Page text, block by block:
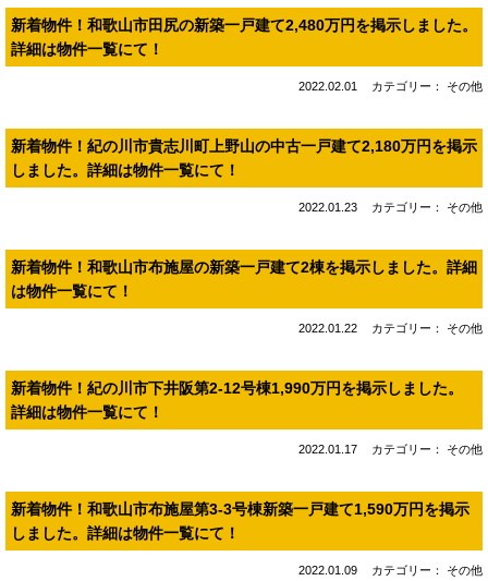
新着物件！和歌山市田尻の新築一戸建て2,480万円を掲示しました。
詳細は物件一覧にて！
2022.02.01 カテゴリー： その他
新着物件！紀の川市貴志川町上野山の中古一戸建て2,180万円を掲示
しました。詳細は物件一覧にて！
2022.01.23 カテゴリー： その他
新着物件！和歌山市布施屋の新築一戸建て2棟を掲示しました。詳細
は物件一覧にて！
2022.01.22 カテゴリー： その他
新着物件！紀の川市下井阪第2‐12号棟1,990万円を掲示しました。
詳細は物件一覧にて！
2022.01.17 カテゴリー： その他
新着物件！和歌山市布施屋第3-3号棟新築一戸建て1,590万円を掲示
しました。詳細は物件一覧にて！
2022.01.09 カテゴリー： その他